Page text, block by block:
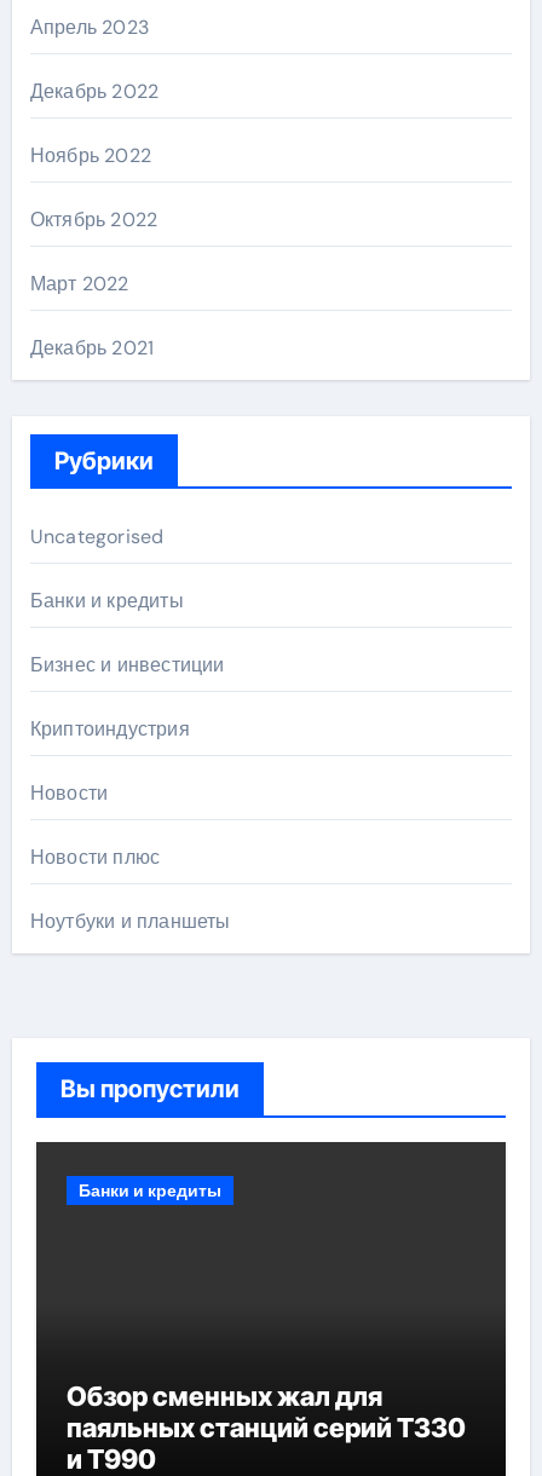
Апрель 2023
Декабрь 2022
Ноябрь 2022
Октябрь 2022
Март 2022
Декабрь 2021
Рубрики
Uncategorised
Банки и кредиты
Бизнес и инвестиции
Криптоиндустрия
Новости
Новости плюс
Ноутбуки и планшеты
Вы пропустили
Банки и кредиты
Обзор сменных жал для
паяльных станций серий T330
и T990